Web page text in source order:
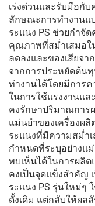
เร่งด่วนและรับมือกั
ลักษณะการทำงานแ
ระแนง PS ช่วยกำจั
คุณภาพที่สม่ำเสมอใ
ลดลงและของเสียจ
จากการประหยัดต้นทุ
ทำงานได้โดยมีการ
ในการใช้แรงงานแล
คงรักษาปริมาณการ
แม่นยำของเครื่องผลิ
ระแนงที่มีความสม่ำ
กำหนดที่ระบุอย่างแ
พบเห็นได้ในการผลิ
คงเป็นจุดแข็งสำคัญ
ระแนง PS รุ่นใหม่ๆ
ดั้งเดิม แต่กลับให้ผล